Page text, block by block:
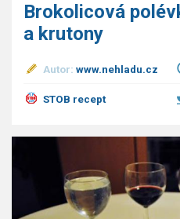
Saláty
Sladké pokrmy
Ostatní
GLP-1 recepty
Brokolicová
a krutony
Autor: www.nehladu.cz
STOB recept